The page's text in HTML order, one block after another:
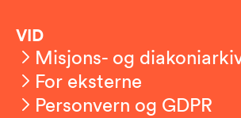
VID
Misjons- og
For eksterne
Personvern og GDPR